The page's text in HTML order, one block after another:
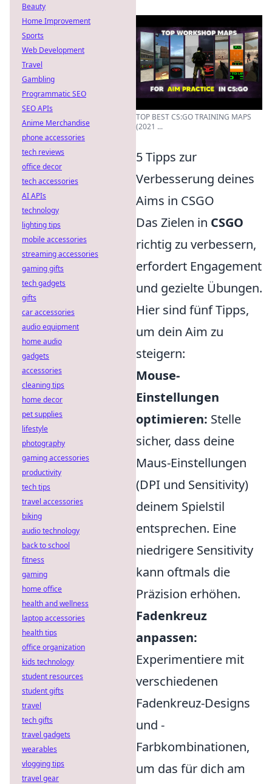
TOP BEST CS:GO TRAINING MAPS
(2021 ...
5 Tipps zur
Verbesserung deines
Aims in CSGO
Das Zielen in CSGO
richtig zu verbessern,
erfordert Engagement
und gezielte Übungen.
Hier sind fünf Tipps,
um dein Aim zu
steigern:
Mouse-
Einstellungen
optimieren: Stelle
sicher, dass deine
Maus-Einstellungen
(DPI und Sensitivity)
deinem Spielstil
entsprechen. Eine
niedrigere Sensitivity
kann oftmals die
Präzision erhöhen.
Fadenkreuz
anpassen:
Experimentiere mit
verschiedenen
Fadenkreuz-Designs
und -
Farbkombinationen,
um das für dich am
Beauty
Home Improvement
Sports
Web Development
Travel
Gambling
Programmatic SEO
SEO APIs
Anime Merchandise
phone accessories
tech reviews
office decor
tech accessories
AI APIs
technology
lighting tips
mobile accessories
streaming accessories
gaming gifts
tech gadgets
gifts
car accessories
audio equipment
home audio
gadgets
accessories
cleaning tips
home decor
pet supplies
lifestyle
photography
gaming accessories
productivity
tech tips
travel accessories
biking
audio technology
back to school
fitness
gaming
home office
health and wellness
laptop accessories
health tips
office organization
kids technology
student resources
student gifts
travel
tech gifts
travel gadgets
wearables
vlogging tips
travel gear